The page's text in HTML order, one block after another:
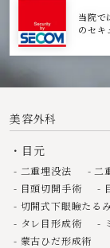
当院で
のセキ
美容外科
目元
二重埋没法 二
目頭切開手術
切開式下眼瞼たる
タレ目形成術
蒙古ひだ形成術